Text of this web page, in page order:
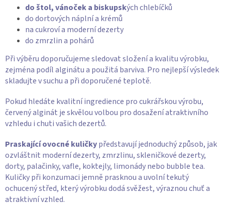
k
y
ý
s
u
do štol, vánoček a biskupských chlebíčků
do dortových náplní a krémů
na cukroví a moderní dezerty
do zmrzlin a pohárů
Při výběru doporučujeme sledovat složení a kvalitu výrobku,
zejména podíl alginátu a použitá barviva. Pro nejlepší výsledek
skladujte v suchu a při doporučené teplotě.
Pokud hledáte kvalitní ingredience pro cukrářskou výrobu,
červený alginát je skvělou volbou pro dosažení atraktivního
vzhledu i chuti vašich dezertů.
Praskající ovocné kuličkypředstavují jednoduchý způsob, jak
ozvláštnit moderní dezerty, zmrzlinu, skleničkové dezerty,
dorty, palačinky, vafle, koktejly, limonády nebo bubble tea.
Kuličky při konzumaci jemně prasknou a uvolní tekutý
ochucený střed, který výrobku dodá svěžest, výraznou chuť a
atraktivní vzhled.